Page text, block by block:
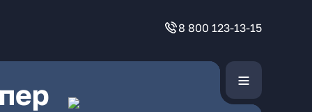
8 800 123-13-15